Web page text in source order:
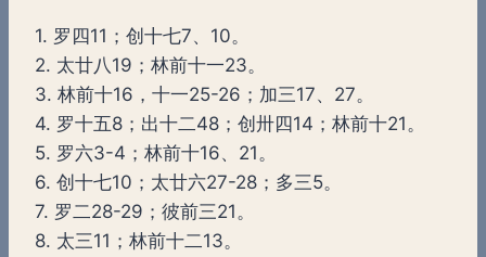
1. 罗四11；创十七7、10。
2. 太廿八19；林前十一23。
3. 林前十16，十一25-26；加三17、27。
4. 罗十五8；出十二48；创卅四14；林前十21。
5. 罗六3-4；林前十16、21。
6. 创十七10；太廿六27-28；多三5。
7. 罗二28-29；彼前三21。
8. 太三11；林前十二13。